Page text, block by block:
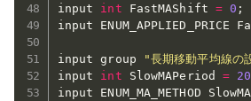
input int FastMAShift = 0 ;
input ENUM_APPLIED_PRICE
input group "長期移動平均線の
input int SlowMAPeriod = 20
input ENUM_MA_METHOD